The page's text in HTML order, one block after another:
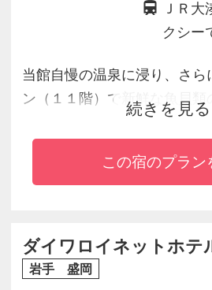
ＪＲ大
クシー
当館自慢の温泉に浸り、さら
ン（１１階）で新鮮な魚貝類
がら、むつ湾やむつ市街地、
大なパノラマが満喫できます。
続きを見る
この宿のプラン
ダイワロイネットホテ
岩手 盛岡